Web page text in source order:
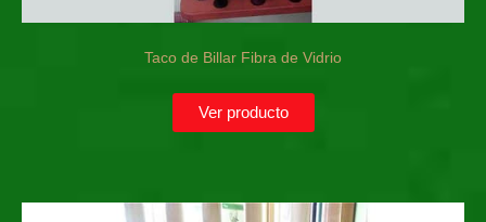
Taco de Billar Fibra de Vidrio
Ver producto